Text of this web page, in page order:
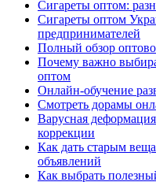
Сигареты оптом:
Сигареты оптом
предпринимателей
Полный обзор
Почему важно
оптом
Онлайн-обучение
Смотреть дорамы
Варусная
коррекции
Как дать старым
объявлений
Как выбрать